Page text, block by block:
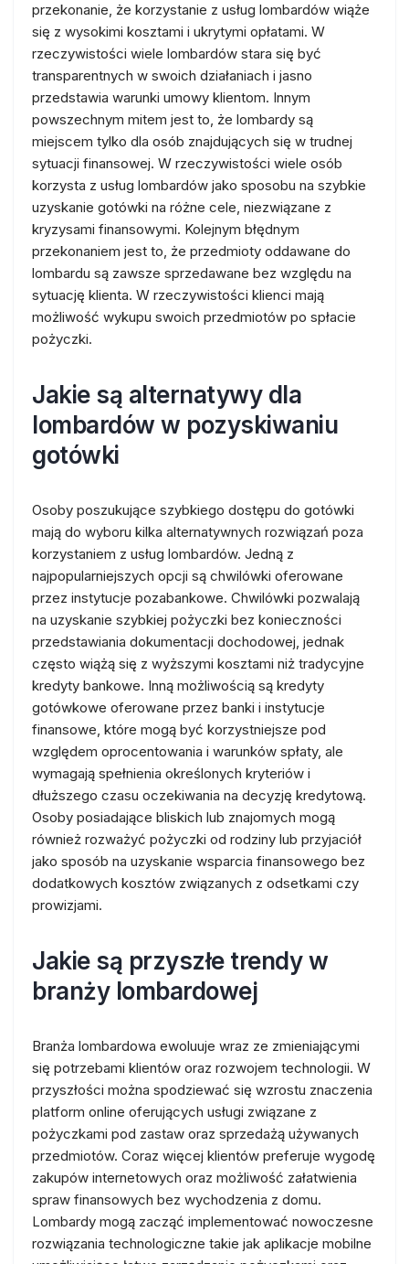
przekonanie, że korzystanie z usług lombardów wiąże
się z wysokimi kosztami i ukrytymi opłatami. W
rzeczywistości wiele lombardów stara się być
transparentnych w swoich działaniach i jasno
przedstawia warunki umowy klientom. Innym
powszechnym mitem jest to, że lombardy są
miejscem tylko dla osób znajdujących się w trudnej
sytuacji finansowej. W rzeczywistości wiele osób
korzysta z usług lombardów jako sposobu na szybkie
uzyskanie gotówki na różne cele, niezwiązane z
kryzysami finansowymi. Kolejnym błędnym
przekonaniem jest to, że przedmioty oddawane do
lombardu są zawsze sprzedawane bez względu na
sytuację klienta. W rzeczywistości klienci mają
możliwość wykupu swoich przedmiotów po spłacie
pożyczki.
Jakie są alternatywy dla
lombardów w pozyskiwaniu
gotówki
Osoby poszukujące szybkiego dostępu do gotówki
mają do wyboru kilka alternatywnych rozwiązań poza
korzystaniem z usług lombardów. Jedną z
najpopularniejszych opcji są chwilówki oferowane
przez instytucje pozabankowe. Chwilówki pozwalają
na uzyskanie szybkiej pożyczki bez konieczności
przedstawiania dokumentacji dochodowej, jednak
często wiążą się z wyższymi kosztami niż tradycyjne
kredyty bankowe. Inną możliwością są kredyty
gotówkowe oferowane przez banki i instytucje
finansowe, które mogą być korzystniejsze pod
względem oprocentowania i warunków spłaty, ale
wymagają spełnienia określonych kryteriów i
dłuższego czasu oczekiwania na decyzję kredytową.
Osoby posiadające bliskich lub znajomych mogą
również rozważyć pożyczki od rodziny lub przyjaciół
jako sposób na uzyskanie wsparcia finansowego bez
dodatkowych kosztów związanych z odsetkami czy
prowizjami.
Jakie są przyszłe trendy w
branży lombardowej
Branża lombardowa ewoluuje wraz ze zmieniającymi
się potrzebami klientów oraz rozwojem technologii. W
przyszłości można spodziewać się wzrostu znaczenia
platform online oferujących usługi związane z
pożyczkami pod zastaw oraz sprzedażą używanych
przedmiotów. Coraz więcej klientów preferuje wygodę
zakupów internetowych oraz możliwość załatwienia
spraw finansowych bez wychodzenia z domu.
Lombardy mogą zacząć implementować nowoczesne
rozwiązania technologiczne takie jak aplikacje mobilne